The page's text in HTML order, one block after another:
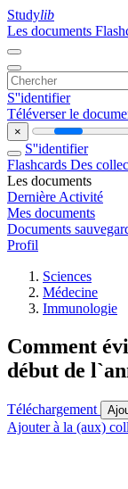
Studylib
Les documents
S''identifier
Téléverser le
×
S''identifier
Flashcards Des
Les documents
Dernière Activité
Mes documents
Documents
Profil
Sciences
Médecine
Immunologie
Comment
début de
Téléchargement
Ajouter à la (aux)